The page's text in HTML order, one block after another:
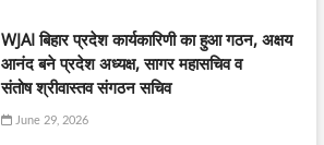
WJAI बिहार प्रदेश कार्यकारिणी का हुआ गठन, अक्षय
आनंद बने प्रदेश अध्यक्ष, सागर महासचिव व
संतोष श्रीवास्तव संगठन सचिव
June 29, 2026